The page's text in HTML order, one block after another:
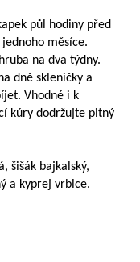
půl hodiny před
měsíce.
na dva týdny.
dně skleničky a
Vhodné i k
kúry dodržujte pitný
šišák bajkalský,
a kyprej vrbice.